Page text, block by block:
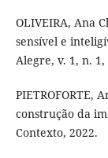
OLIVEIRA, Ana
sensível e
Alegre, v. 1, n.
PIETROFORTE,
construção da
Contexto, 2022.